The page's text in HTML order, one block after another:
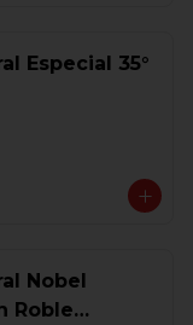
Especial 35°
Nobel
Roble